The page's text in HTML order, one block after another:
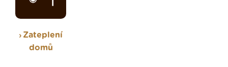
Zateplení
domů